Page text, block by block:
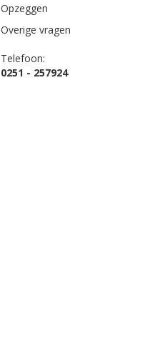
Opzeggen
Overige vragen
Telefoon:
0251 - 257924